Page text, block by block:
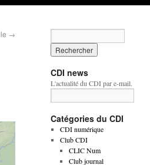
→
CDI news
L'actualité du CDI par e-mail.
Catégories du CDI
CDI numérique
Club CDI
CLIC Num
Club journal